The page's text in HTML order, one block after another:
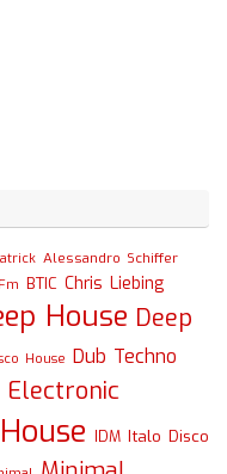
Alessandro Schiffer
BTIC Chris Liebing
House Deep
House Dub Techno
Electronic
House IDM Italo Disco